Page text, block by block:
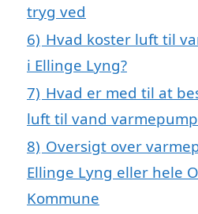
tryg ved
6) Hvad koster luft til
i Ellinge Lyng?
7) Hvad er med til at
luft til vand
8) Oversigt over
Ellinge Lyng eller hele
Kommune